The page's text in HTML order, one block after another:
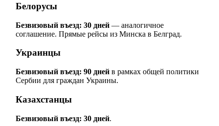
Белорусы
Безвизовый въезд: 30 дней — аналогичное
соглашение. Прямые рейсы из Минска в Белград.
Украинцы
Безвизовый въезд: 90 дней в рамках общей политики
Сербии для граждан Украины.
Казахстанцы
Безвизовый въезд: 30 дней.